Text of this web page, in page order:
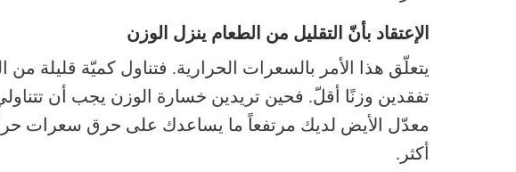
الإعتقاد بأنّ التقليل من الطعام ينزل الوزن
يتعلّق هذا الأمر بالسعرات الحرارية. فتناول كميّة قليلة من
معدّل الأيض لديك مرتفعاً ما يساعدك على حرق سعرات
أكثر.